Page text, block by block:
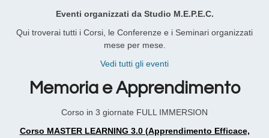
Eventi organizzati da Studio M.E.P.E.C.
Qui troverai tutti i Corsi, le Conferenze e i Seminari organizzati
mese per mese.
Vedi tutti gli eventi
Memoria e Apprendimento
Corso in 3 giornate FULL IMMERSION
Corso MASTER LEARNING 3.0 (Apprendimento Efficace,